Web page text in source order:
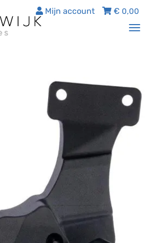
€ 0,00
Mijn account